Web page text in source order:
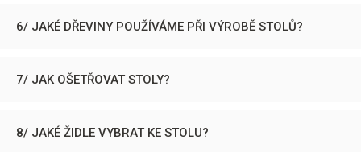
6/ JAKÉ DŘEVINY POUŽÍVÁME PŘI VÝROBĚ STOLŮ?
7/ JAK OŠETŘOVAT STOLY?
8/ JAKÉ ŽIDLE VYBRAT KE STOLU?